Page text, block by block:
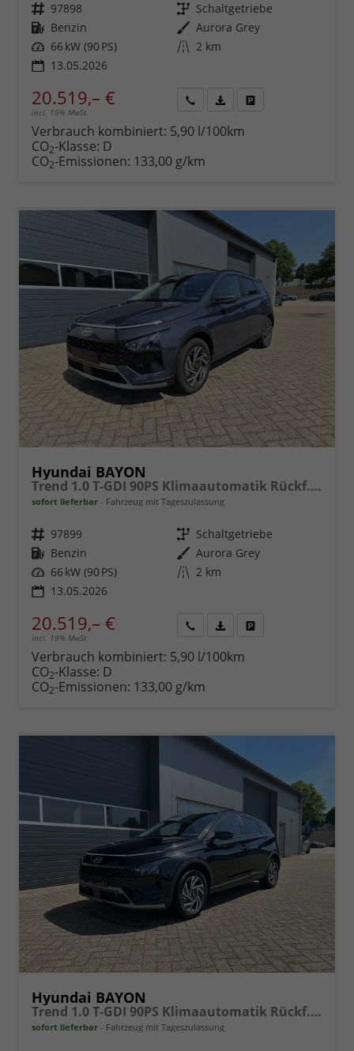
Fahrzeugnr. 97898 Getriebe Schaltgetriebe
Kraftstoff Benzin Außenfarbe Aurora Grey
Leistung 66 kW (90 PS) Kilometerstand 2 km
13.05.2026
20.519,– €
incl. 19% MwSt.
anfordern
Datei,
Verbrauch kombiniert: 5,90 l/100km
CO2-Klasse: D
CO2-Emissionen: 133,00 g/km
Hyundai BAYON
Trend 1.0 T-GDI 90PS Klimaautomatik Rückf.Kamera Parksensoren Sitzheizung Lenkradheizung Bluetooth Touchscreen Tempomat Apple CarPlay + Android Auto 16"LM
sofort lieferbar Fahrzeug mit Tageszulassung
Fahrzeugnr. 97899 Getriebe Schaltgetriebe
Kraftstoff Benzin Außenfarbe Aurora Grey
Leistung 66 kW (90 PS) Kilometerstand 2 km
13.05.2026
20.519,– €
incl. 19% MwSt.
anfordern
Datei,
Verbrauch kombiniert: 5,90 l/100km
CO2-Klasse: D
CO2-Emissionen: 133,00 g/km
Hyundai BAYON
Trend 1.0 T-GDI 90PS Klimaautomatik Rückf.Kamera Parksensoren Sitzheizung Lenkradheizung Bluetooth Touchscreen Tempomat Apple CarPlay + Android Auto 16"LM
sofort lieferbar Fahrzeug mit Tageszulassung